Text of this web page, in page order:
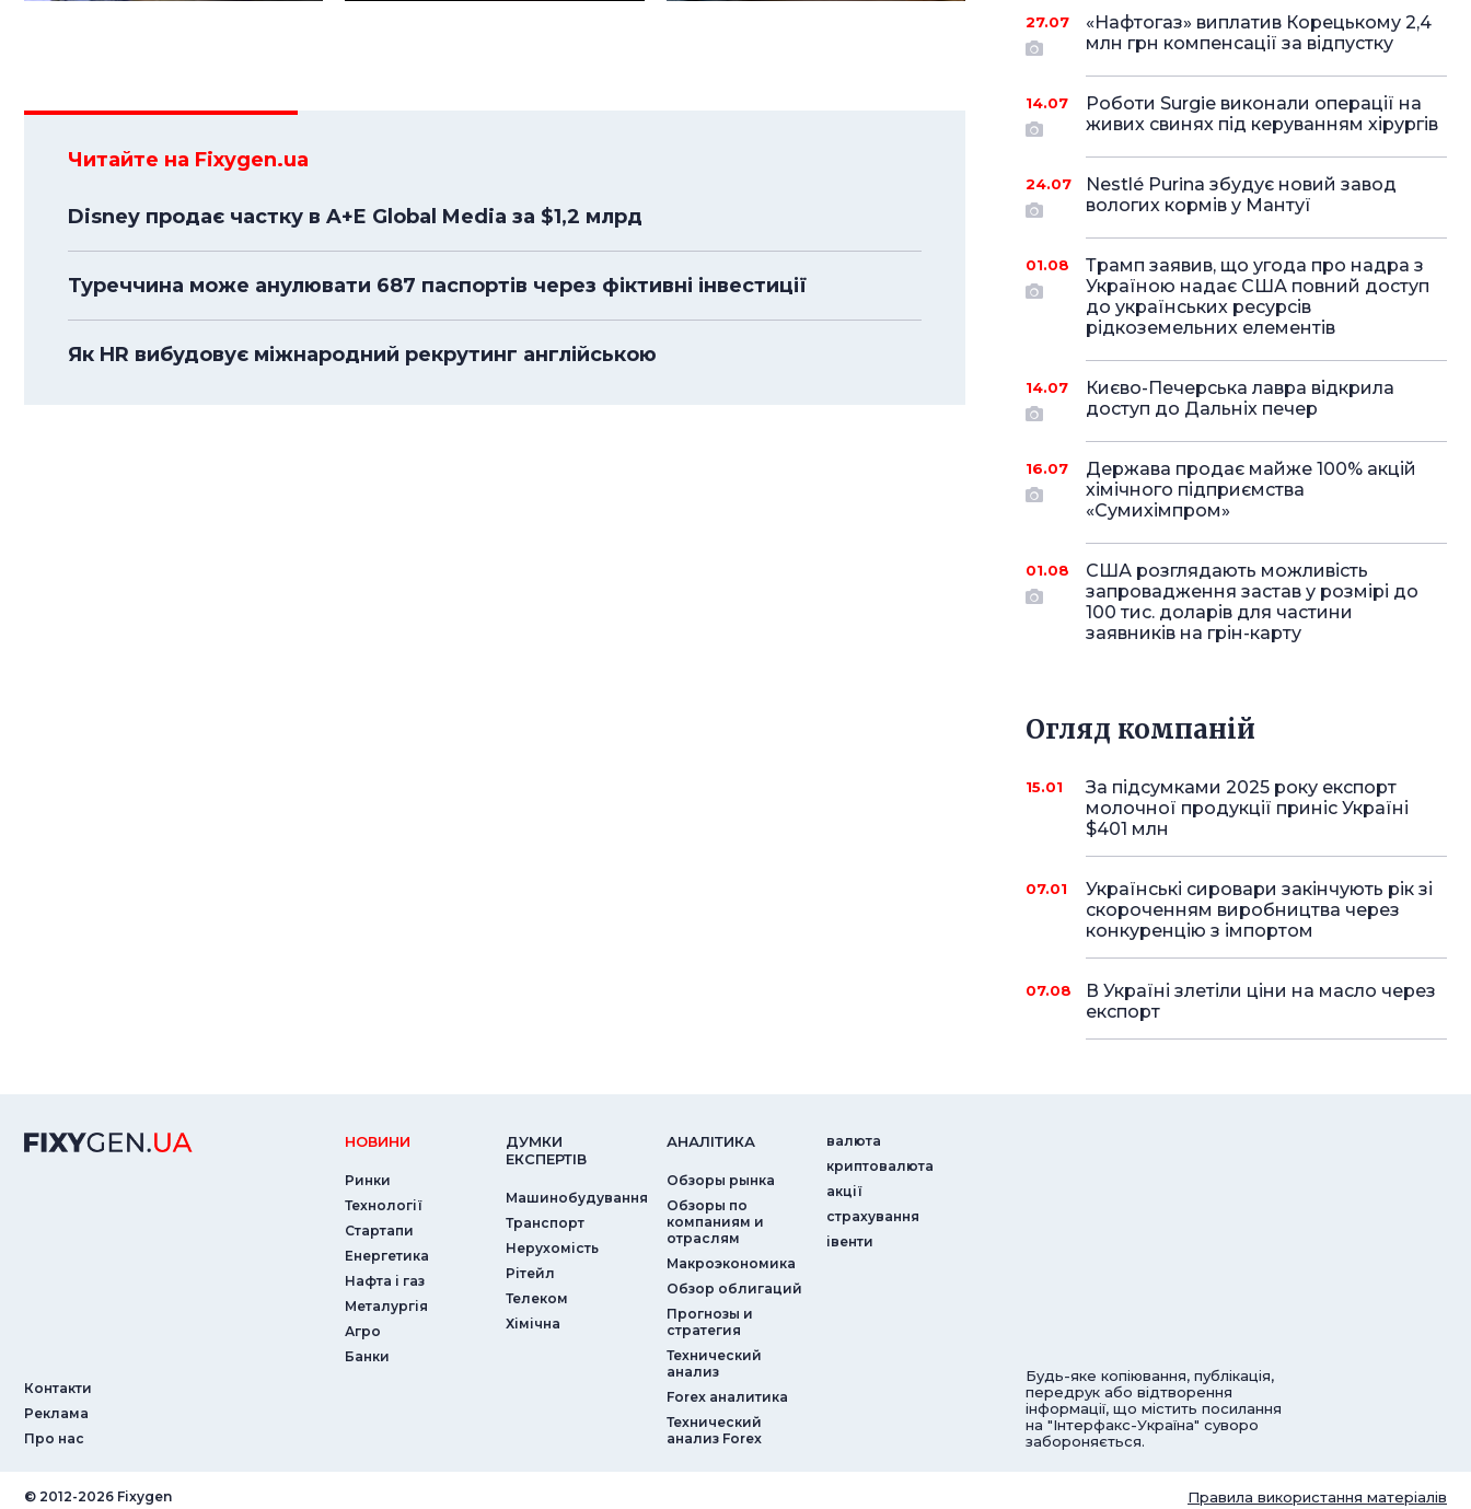
Читайте на Fixygen.ua
Disney продає частку в A+E Global Media за $1,2 млрд
Туреччина може анулювати 687 паспортів через фіктивні інвестиції
Як HR вибудовує міжнародний рекрутинг англійською
27.07
«Нафтогаз» виплатив Корецькому 2,4
млн грн компенсації за відпустку
14.07
Роботи Surgie виконали операції на
живих свинях під керуванням хірургів
24.07
Nestlé Purina збудує новий завод
вологих кормів у Мантуї
01.08
Трамп заявив, що угода про надра з
Україною надає США повний доступ
до українських ресурсів
рідкоземельних елементів
14.07
Києво-Печерська лавра відкрила
доступ до Дальніх печер
16.07
Держава продає майже 100% акцій
хімічного підприємства
«Сумихімпром»
01.08
США розглядають можливість
запровадження застав у розмірі до
100 тис. доларів для частини
заявників на грін-карту
Огляд компаній
15.01
За підсумками 2025 року експорт
молочної продукції приніс Україні
$401 млн
07.01
Українські сировари закінчують рік зі
скороченням виробництва через
конкуренцію з імпортом
07.08
В Україні злетіли ціни на масло через
експорт
Контакти
Реклама
Про нас
НОВИНИ
Ринки
Технології
Стартапи
Енергетика
Нафта і газ
Металургія
Агро
Банки
ДУМКИ
ЕКСПЕРТIВ
Машинобудування
Транспорт
Нерухомість
Рітейл
Телеком
Хімічна
АНАЛIТИКА
Обзоры рынка
Обзоры по
компаниям и
отраслям
Макроэкономика
Обзор облигаций
Прогнозы и
стратегия
Технический
анализ
Forex аналитика
Технический
анализ Forex
валюта
криптовалюта
акції
страхування
iвенти
Будь-яке копіювання, публікація,
передрук або відтворення
інформації, що містить посилання
на "Інтерфакс-Україна" суворо
забороняється.
© ‎2012-2026 Fixygen Правила використання матеріалів